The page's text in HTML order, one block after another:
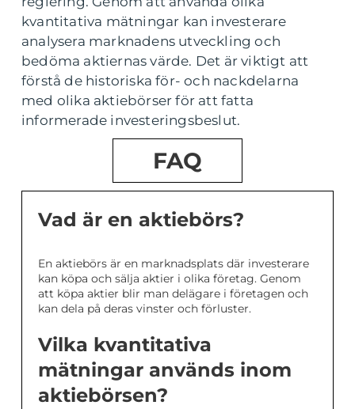
kvantitativa mätningar kan investerare
analysera marknadens utveckling och
bedöma aktiernas värde. Det är viktigt att
förstå de historiska för- och nackdelarna
med olika aktiebörser för att fatta
informerade investeringsbeslut.
FAQ
Vad är en aktiebörs?
En aktiebörs är en marknadsplats där investerare
kan köpa och sälja aktier i olika företag. Genom
att köpa aktier blir man delägare i företagen och
kan dela på deras vinster och förluster.
Vilka kvantitativa
mätningar används inom
aktiebörsen?